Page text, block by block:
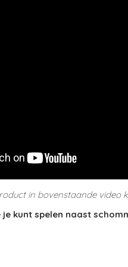
in bovenstaande
kunt spelen naast